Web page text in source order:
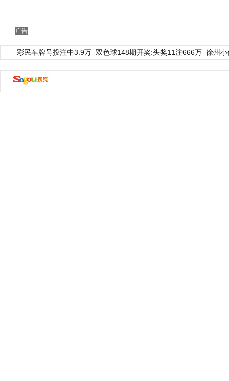
广告
彩民车牌号投注中3.9万 双色球148期开奖:头奖11注666万 徐州